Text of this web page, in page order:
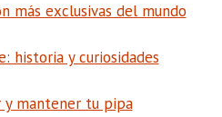
más exclusivas del mundo
historia y curiosidades
y mantener tu pipa